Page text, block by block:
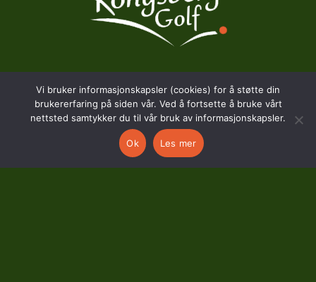
BESØKSADRESSE
Hostvedtveien 130
3618 Skollenborg
Vi bruker informasjonskapsler (cookies) for å støtte din
brukererfaring på siden vår. Ved å fortsette å bruke vårt
nettsted samtykker du til vår bruk av informasjonskapsler.
Ok Les mer